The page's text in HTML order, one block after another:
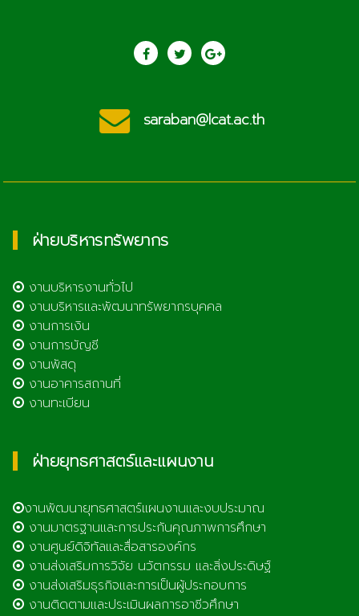
saraban@lcat.ac.th
ฝ่ายบริหารทรัพยากร
งานบริหารงานทั่วไป
งานบริหารและพัฒนาทรัพยากรบุคคล
งานการเงิน
งานการบัญชี
งานพัสดุ
งานอาคารสถานที่
งานทะเบียน
ฝ่ายยุทธศาสตร์และแผนงาน
งานพัฒนายุทธศาสตร์แผนงานและงบประมาณ
งานมาตรฐานและการประกันคุณภาพการศึกษา
งานศูนย์ดิจิทัลและสื่อสารองค์กร
งานส่งเสริมการวิจัย นวัตกรรม และสิ่งประดิษฐ์
งานส่งเสริมธุรกิจและการเป็นผู้ประกอบการ
งานติดตามและประเมินผลการอาชีวศึกษา